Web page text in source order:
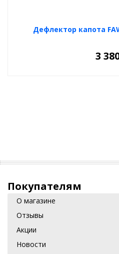
Дефлектор капота
3
Покупателям
О магазине
Отзывы
Акции
Новости